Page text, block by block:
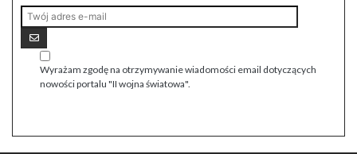
Wyrażam zgodę na otrzymywanie wiadomości email dotyczących
nowości portalu "II wojna światowa".